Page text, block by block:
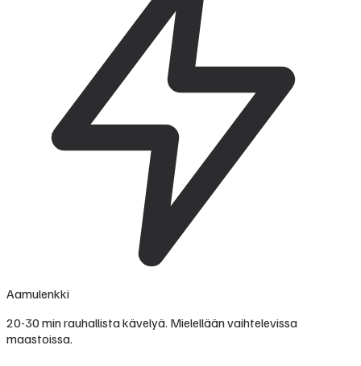
Aamulenkki
20-30 min rauhallista kävelyä. Mielellään vaihtelevissa
maastoissa.